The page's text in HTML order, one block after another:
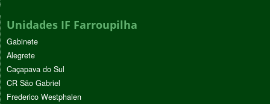
Unidades IF Farroupilha
Gabinete
Alegrete
Caçapava do Sul
CR São Gabriel
Frederico Westphalen